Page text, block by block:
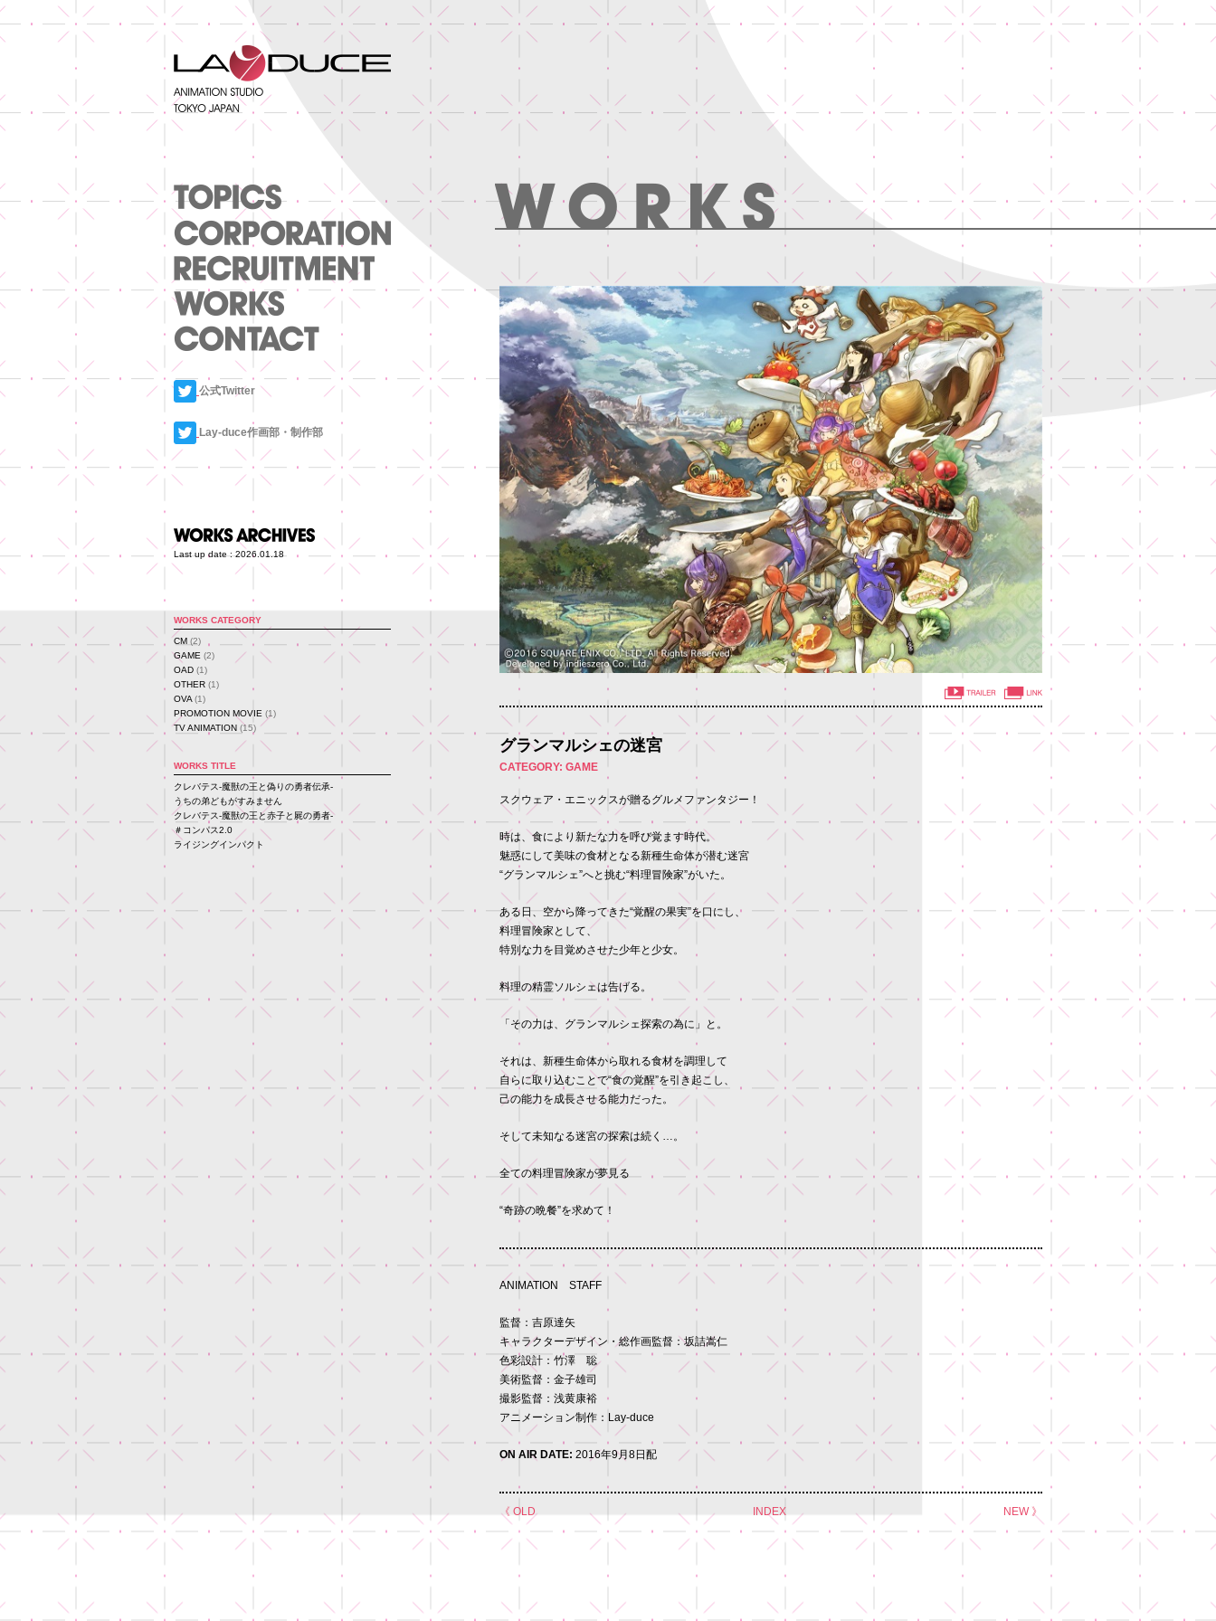
公式Twitter
Lay-duce作画部・制作部
Last up date : 2026.01.18
WORKS CATEGORY
CM (2)
GAME (2)
OAD (1)
OTHER (1)
OVA (1)
PROMOTION MOVIE (1)
TV ANIMATION (15)
WORKS TITLE
クレバテス-魔獣の王と偽りの勇者伝承-
うちの弟どもがすみません
クレバテス-魔獣の王と赤子と屍の勇者-
＃コンパス2.0
ライジングインパクト
グランマルシェの迷宮
CATEGORY: GAME
スクウェア・エニックスが贈るグルメファンタジー！
時は、食により新たな力を呼び覚ます時代。
魅惑にして美味の食材となる新種生命体が潜む迷宮
“グランマルシェ”へと挑む“料理冒険家”がいた。
ある日、空から降ってきた“覚醒の果実”を口にし、
料理冒険家として、
特別な力を目覚めさせた少年と少女。
料理の精霊ソルシェは告げる。
「その力は、グランマルシェ探索の為に」と。
それは、新種生命体から取れる食材を調理して
自らに取り込むことで“食の覚醒”を引き起こし、
己の能力を成長させる能力だった。
そして未知なる迷宮の探索は続く…。
全ての料理冒険家が夢見る
“奇跡の晩餐”を求めて！
ANIMATION STAFF
監督：吉原達矢
キャラクターデザイン・総作画監督：坂詰嵩仁
色彩設計：竹澤 聡
美術監督：金子雄司
撮影監督：浅黄康裕
アニメーション制作：Lay-duce
ON AIR DATE: 2016年9月8日配
NEW 》
《 OLD INDEX